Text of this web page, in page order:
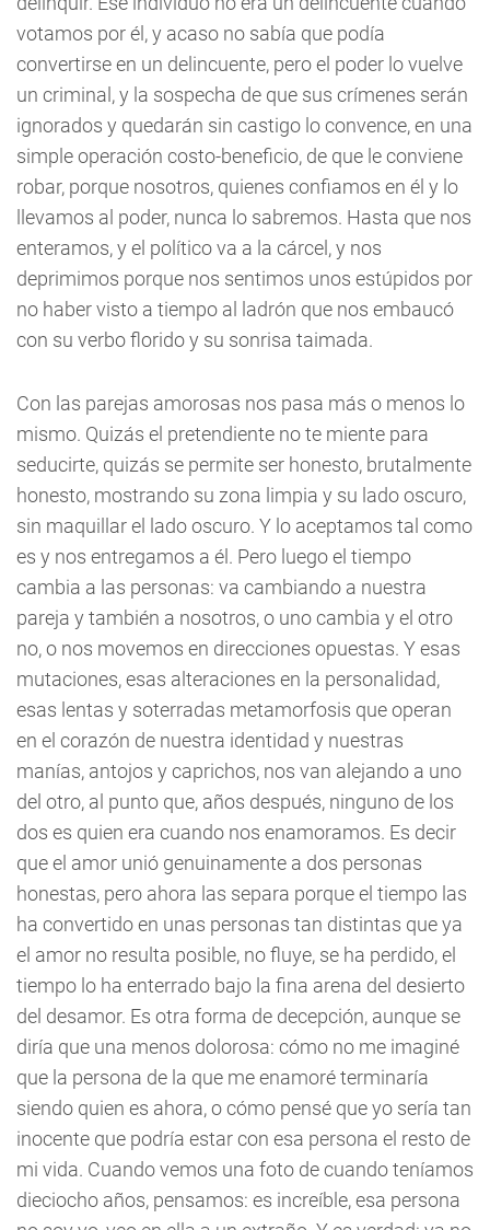
votamos por él, y acaso no sabía que podía
convertirse en un delincuente, pero el poder lo vuelve
un criminal, y la sospecha de que sus crímenes serán
ignorados y quedarán sin castigo lo convence, en una
simple operación costo-beneficio, de que le conviene
robar, porque nosotros, quienes confiamos en él y lo
llevamos al poder, nunca lo sabremos. Hasta que nos
enteramos, y el político va a la cárcel, y nos
deprimimos porque nos sentimos unos estúpidos por
no haber visto a tiempo al ladrón que nos embaucó
con su verbo florido y su sonrisa taimada.
Con las parejas amorosas nos pasa más o menos lo
mismo. Quizás el pretendiente no te miente para
seducirte, quizás se permite ser honesto, brutalmente
honesto, mostrando su zona limpia y su lado oscuro,
sin maquillar el lado oscuro. Y lo aceptamos tal como
es y nos entregamos a él. Pero luego el tiempo
cambia a las personas: va cambiando a nuestra
pareja y también a nosotros, o uno cambia y el otro
no, o nos movemos en direcciones opuestas. Y esas
mutaciones, esas alteraciones en la personalidad,
esas lentas y soterradas metamorfosis que operan
en el corazón de nuestra identidad y nuestras
manías, antojos y caprichos, nos van alejando a uno
del otro, al punto que, años después, ninguno de los
dos es quien era cuando nos enamoramos. Es decir
que el amor unió genuinamente a dos personas
honestas, pero ahora las separa porque el tiempo las
ha convertido en unas personas tan distintas que ya
el amor no resulta posible, no fluye, se ha perdido, el
tiempo lo ha enterrado bajo la fina arena del desierto
del desamor. Es otra forma de decepción, aunque se
diría que una menos dolorosa: cómo no me imaginé
que la persona de la que me enamoré terminaría
siendo quien es ahora, o cómo pensé que yo sería tan
inocente que podría estar con esa persona el resto de
mi vida. Cuando vemos una foto de cuando teníamos
dieciocho años, pensamos: es increíble, esa persona